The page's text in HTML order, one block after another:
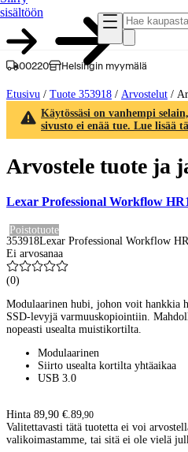
sisältöön
00220 Helsingin myymälä
Etusivu / Tuote 353918 / Arvostelut /
Käytössäsi on vanhempi
sivusto ei enää tue. Lue lisää
Arvostele tuote ja
Lexar Professional Workflow
Poistotuote
353918Lexar Professional Workflow
Ei arvosanaa
(0)
Modulaarinen hubi, johon voit hankkia
SSD-levyjä varmuuskopiointiin.
nopeasti usealta muistikortilta.
Modulaarinen
Siirto usealta kortilta yhtäaikaa
USB 3.0
Hinta 89,90 €. 89,90
Valitettavasti tätä tuotetta ei voi
valikoimastamme, tai sitä ei ole vielä